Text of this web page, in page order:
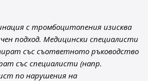
с тромбоцитопения изисква
подход. Медицински специалисти
със съответното ръководство
със специалисти (напр.
по нарушения на